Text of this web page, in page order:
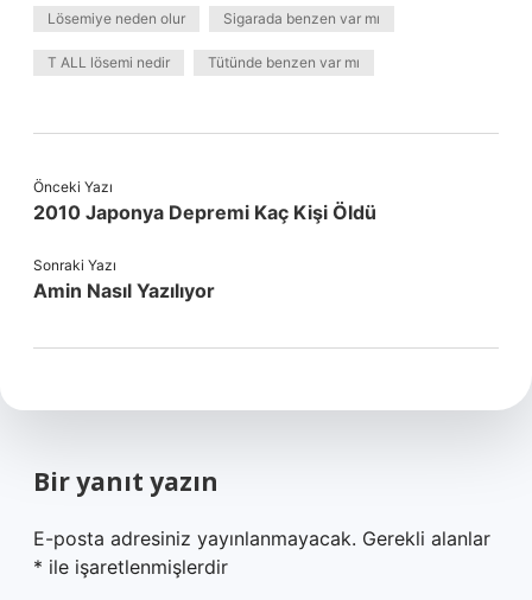
Lösemiye neden olur Sigarada benzen var mı
T ALL lösemi nedir Tütünde benzen var mı
Önceki Yazı
2010 Japonya Depremi Kaç Kişi Öldü
Sonraki Yazı
Amin Nasıl Yazılıyor
Bir yanıt yazın
E-posta adresiniz yayınlanmayacak. Gerekli alanlar
* ile işaretlenmişlerdir